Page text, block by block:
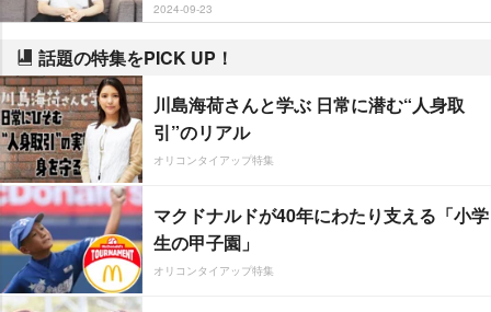
2024-09-23
話題の特集をPICK UP！
川島海荷さんと学ぶ 日常に潜む“人身取
引”のリアル
オリコンタイアップ特集
マクドナルドが40年にわたり支える「小学
生の甲子園」
オリコンタイアップ特集